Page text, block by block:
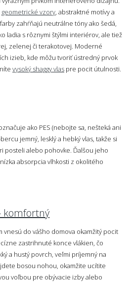
geometrické vzory , abstraktné motívy a
zahŕňajú neutrálne tóny ako šedá,
ladia s rôznymi štýlmi interiérov, ale tiež
zelenej či terakotovej. Moderné
izieb, kde môžu tvoriť ústredný prvok
vysoký shaggy vlas pre pocit útulnosti.
ako PES (nebojte sa, nešteká ani
jemný, lesklý a hebký vlas, takže si
posteli alebo pohovke. Ďalšou jeho
absorpcia vlhkosti z okolitého
komfortný
vnesú do vášho domova okamžitý pocit
zastrihnuté konce vlákien, čo
a hustý povrch, veľmi príjemný na
bosou nohou, okamžite ucítite
voľbou pre obývacie izby alebo